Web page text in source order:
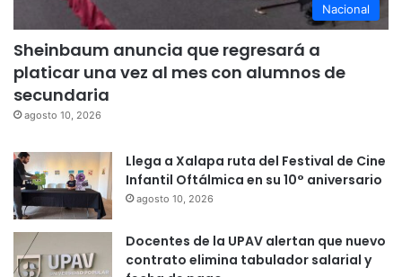
Nacional
Sheinbaum anuncia que regresará a
platicar una vez al mes con alumnos de
secundaria
agosto 10, 2026
Llega a Xalapa ruta del Festival de Cine
Infantil Oftálmica en su 10° aniversario
agosto 10, 2026
Docentes de la UPAV alertan que nuevo
contrato elimina tabulador salarial y